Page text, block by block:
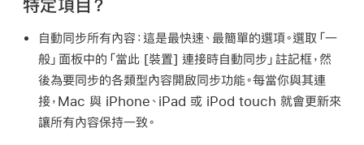
特定項目？
自動同步所有內容：這是最快速、最簡單的選項。選取「一
般」面板中的「當此 [裝置] 連接時自動同步」註記框，然
後為要同步的各類型內容開啟同步功能。每當你與其連
接，Mac 與 iPhone、iPad 或 iPod touch 就會更新來
讓所有內容保持一致。